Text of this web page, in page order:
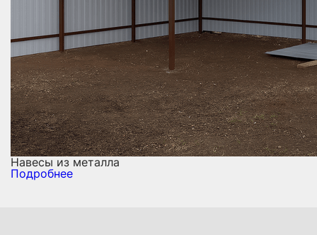
Навесы из металла
Подробнее